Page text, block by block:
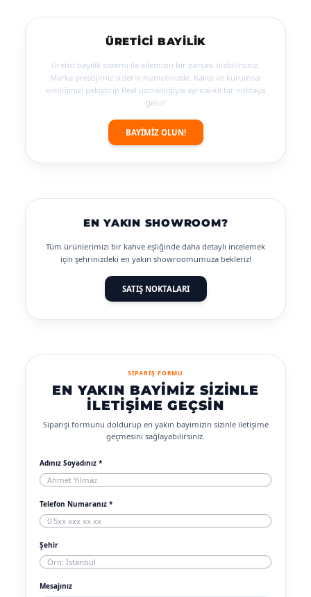
ÜRETICI BAYILIK
Üretici bayilik sistemi ile ailemizin bir parçası olabilirsiniz.
Marka prestijimiz sizlerin hizmetinizde. Kalite ve kurumsal
kimliğinizi pekiştirip Real uzmanlığıyla ayrıcalıklı bir noktaya
gelin!
BAYİMİZ OLUN!
EN YAKIN SHOWROOM?
Tüm ürünlerimizi bir kahve eşliğinde daha detaylı incelemek
için şehrinizdeki en yakın showroomumuza bekleriz!
SATIŞ NOKTALARI
SİPARİŞ FORMU
EN YAKIN BAYIMIZ SIZINLE
İLETIŞIME GEÇSIN
Siparişi formunu doldurup en yakın bayimizin sizinle iletişime
geçmesini sağlayabilirsiniz.
Adınız Soyadınız *
Telefon Numaranız *
Şehir
Mesajınız